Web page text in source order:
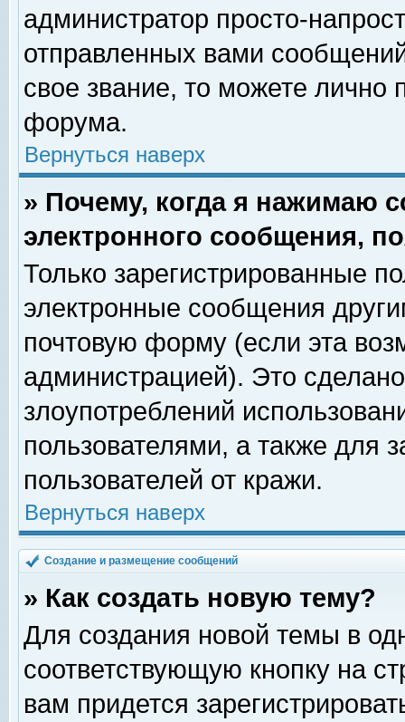
администратор просто-
отправленных вами
свое звание, то можете лично
форума.
Вернуться наверх
» Почему, когда я нажимаю
электронного сообщения,
Только зарегистрированные
электронные сообщения
почтовую форму (если эта
администрацией). Это
злоупотреблений
пользователями, а также для
пользователей от кражи.
Вернуться наверх
Создание и размещение сообщений
» Как создать новую тему?
Для создания новой темы в
соответствующую кнопку на
вам придется